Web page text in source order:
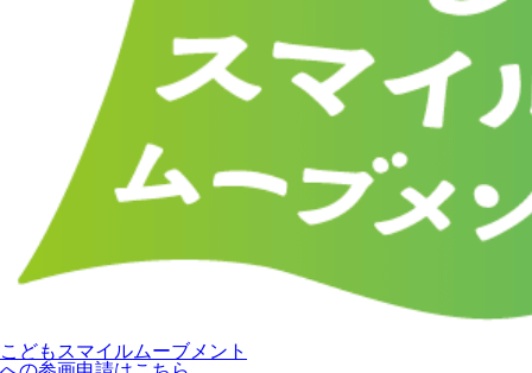
こどもスマイルムーブメント